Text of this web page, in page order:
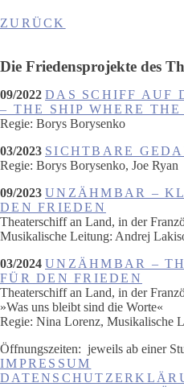
ZURÜCK
Die Friedensprojekte des
09/2022 DAS SCHIFF AUF
– THE SHIP WHERE
Regie: Borys Borysenko
03/2023 SICHTBARE
Regie: Borys Borysenko, Joe Ryan
09/2023 UNZÄHMBAR –
DEN FRIEDEN
Theaterschiff an Land, in der
Musikalische Leitung: Andrej
03/2024 UNZÄHMBAR –
FÜR DEN FRIEDEN
Theaterschiff an Land, in der
»Was uns bleibt sind die Worte«
Regie: Nina Lorenz, Musikalische
Öffnungszeiten: jeweils ab einer
IMPRESSUM